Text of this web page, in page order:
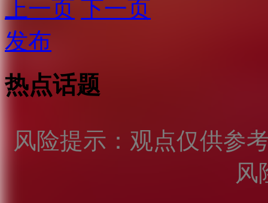
上一页 下一页
发布
热点话题
风险提示：观点仅供参
风